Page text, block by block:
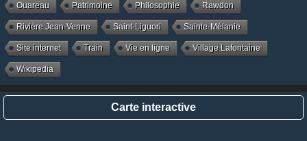
Ouareau Patrimoine Philosophie Rawdon
Rivière Jean-Venne Saint-Liguori Sainte-Mélanie
Site internet Train Vie en ligne Village Lafontaine
Wikipedia
Carte interactive